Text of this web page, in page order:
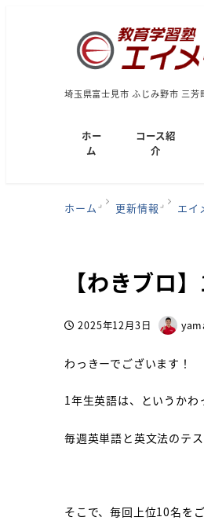
埼玉県富士見市 ふじみ野市 三
ホー
ム
コース紹
介
ホーム 更新情報 エイ
【わきブロ
投稿日2025年12月3日
著
わっきーでございます！
1年生英語は、というか
毎週英単語と英文法のテ
そこで、毎回上位10名を